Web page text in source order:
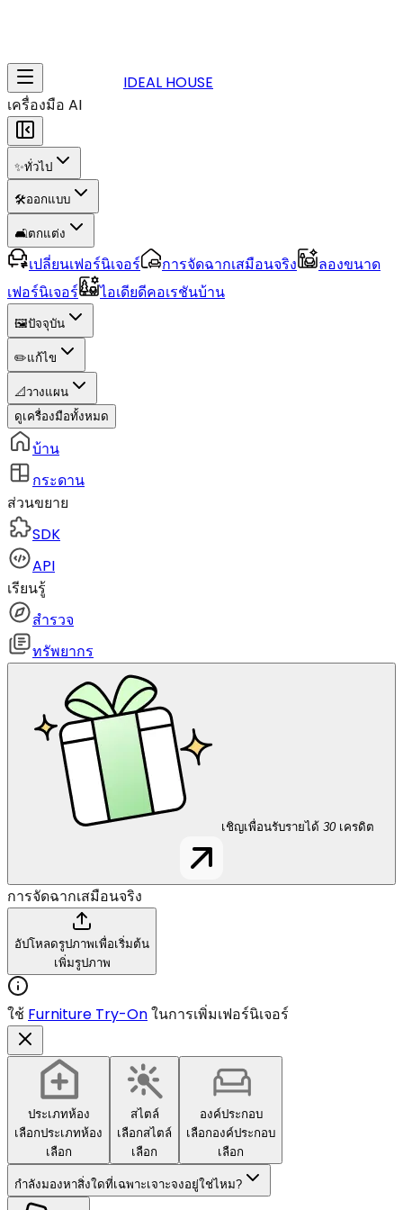
IDEAL HOUSE
เครื่องมือ AI
✨ทั่วไป
🛠️ออกแบบ
🛋️ตกแต่ง
เปลี่ยนเฟอร์นิเจอร์ การจัดฉากเสมือนจริง
ลองขนาด
เฟอร์นิเจอร์
ไอเดียดีคอเรชันบ้าน
🖼️ปัจจุบัน
✏️แก้ไข
📐วางแผน
ดูเครื่องมือทั้งหมด
บ้าน
กระดาน
ส่วนขยาย
SDK
API
เรียนรู้
สำรวจ
ทรัพยากร
เชิญเพื่อนรับรายได้ 30 เครดิต
การจัดฉากเสมือนจริง
อัปโหลดรูปภาพเพื่อเริ่มต้น
เพิ่มรูปภาพ
ใช้ Furniture Try-Onในการเพิ่มเฟอร์นิเจอร์
ประเภทห้อง
เลือกประเภทห้อง
เลือก
สไตล์
เลือกสไตล์
เลือก
องค์ประกอบ
เลือกองค์ประกอบ
เลือก
กำลังมองหาสิ่งใดที่เฉพาะเจาะจงอยู่ใช่ไหม?